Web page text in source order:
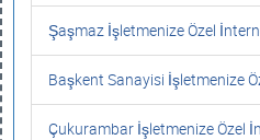
Şaşmaz İşletmenize Özel
Başkent Sanayisi İşletmenize
Çukurambar İşletmenize Özel